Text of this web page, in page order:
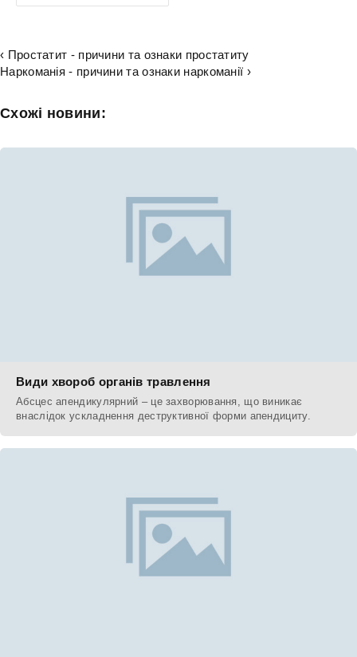
‹ Простатит - причини та ознаки простатиту
Наркоманія - причини та ознаки наркоманії ›
Схожі новини:
Види хвороб органів травлення
Абсцес апендикулярний – це захворювання, що виникає
внаслідок ускладнення деструктивної форми апендициту.